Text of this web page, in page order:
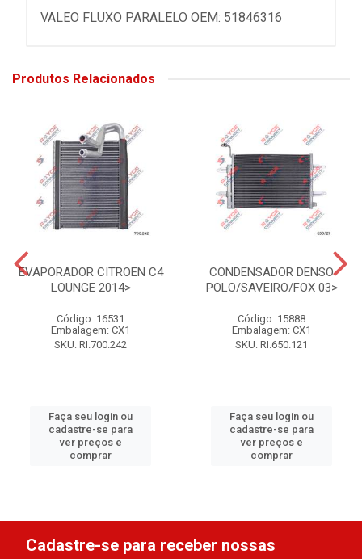
VALEO FLUXO PARALELO OEM: 51846316
Produtos Relacionados
EVAPORADOR CITROEN C4
LOUNGE 2014>
Código: 16531
Embalagem: CX1
SKU: RI.700.242
Faça seu login ou
cadastre-se para
ver preços e
comprar
CONDENSADOR DENSO
POLO/SAVEIRO/FOX 03>
Código: 15888
Embalagem: CX1
SKU: RI.650.121
Faça seu login ou
cadastre-se para
ver preços e
comprar
Cadastre-se para receber nossas